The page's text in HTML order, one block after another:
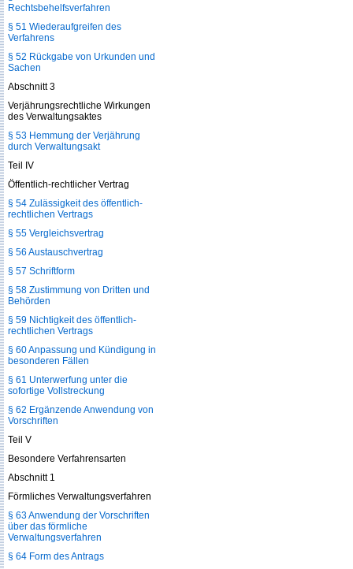
Rechtsbehelfsverfahren
§ 51 Wiederaufgreifen des
Verfahrens
§ 52 Rückgabe von Urkunden und
Sachen
Abschnitt 3
Verjährungsrechtliche Wirkungen
des Verwaltungsaktes
§ 53 Hemmung der Verjährung
durch Verwaltungsakt
Teil IV
Öffentlich-rechtlicher Vertrag
§ 54 Zulässigkeit des öffentlich-
rechtlichen Vertrags
§ 55 Vergleichsvertrag
§ 56 Austauschvertrag
§ 57 Schriftform
§ 58 Zustimmung von Dritten und
Behörden
§ 59 Nichtigkeit des öffentlich-
rechtlichen Vertrags
§ 60 Anpassung und Kündigung in
besonderen Fällen
§ 61 Unterwerfung unter die
sofortige Vollstreckung
§ 62 Ergänzende Anwendung von
Vorschriften
Teil V
Besondere Verfahrensarten
Abschnitt 1
Förmliches Verwaltungsverfahren
§ 63 Anwendung der Vorschriften
über das förmliche
Verwaltungsverfahren
§ 64 Form des Antrags